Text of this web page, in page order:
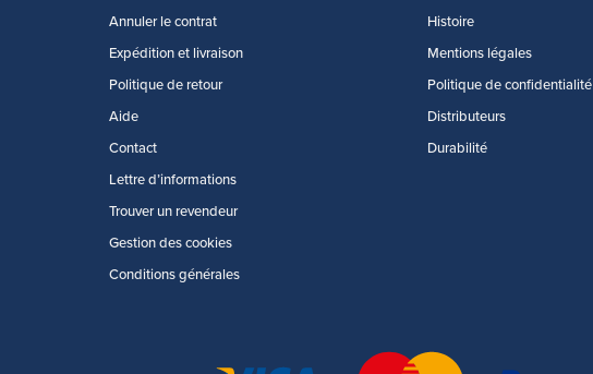
Annuler le contrat
Expédition et livraison
Politique de retour
Aide
Contact
Lettre d’informations
Trouver un revendeur
Gestion des cookies
Conditions générales
Histoire
Mentions légales
Politique de confidentialité
Distributeurs
Durabilité